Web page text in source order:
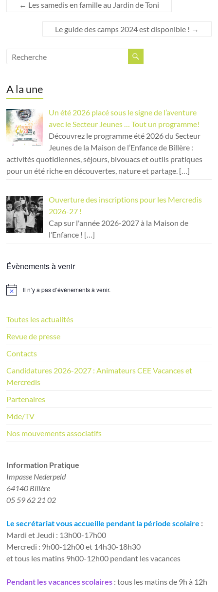
← Les samedis en famille au Jardin de Toni
Le guide des camps 2024 est disponible ! →
A la une
Un été 2026 placé sous le signe de l’aventure
avec le Secteur Jeunes … Tout un programme!
Découvrez le programme été 2026 du Secteur
Jeunes de la Maison de l’Enfance de Billère :
activités quotidiennes, séjours, bivouacs et outils pratiques
pour un été riche en découvertes, nature et partage. […]
Ouverture des inscriptions pour les Mercredis
2026-27 !
Cap sur l'année 2026-2027 à la Maison de
l’Enfance ! […]
Évènements à venir
N
i
c
Il n’y a pas d’évènements à venir.
Toutes les actualités
Revue de presse
Contacts
Candidatures 2026-2027 : Animateurs CEE Vacances et
Mercredis
Partenaires
Mde/TV
Nos mouvements associatifs
Information Pratique​
Impasse Nederpeld
64140 Billère
05 59 62 21 02
Le secrétariat vous accueille pendant la période scolaire :
Mardi et Jeudi : 13h00-17h00
Mercredi : 9h00-12h00 et 14h30-18h30
et tous les matins 9h00-12h00 pendant les vacances
Pendant les vacances scolaires : tous les matins de 9h à 12h